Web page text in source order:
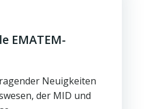
EMATEM-
Neuigkeiten
der MID und